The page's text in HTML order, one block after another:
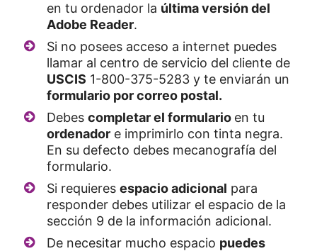
en tu ordenador la última versión del
Adobe Reader.
Si no posees acceso a internet puedes
llamar al centro de servicio del cliente de
USCIS 1-800-375-5283 y te enviarán un
formulario por correo postal.
Debes completar el formulario en tu
ordenador e imprimirlo con tinta negra.
En su defecto debes mecanografía del
formulario.
Si requieres espacio adicional para
responder debes utilizar el espacio de la
sección 9 de la información adicional.
De necesitar mucho espacio puedes